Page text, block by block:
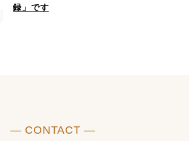
録」です
― CONTACT ―